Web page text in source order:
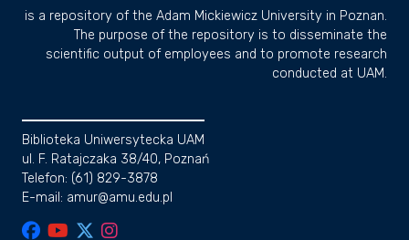
is a repository of the Adam Mickiewicz University in Poznan.
The purpose of the repository is to disseminate the
scientific output of employees and to promote research
conducted at UAM.
Biblioteka Uniwersytecka UAM
ul. F. Ratajczaka 38/40, Poznań
Telefon: (61) 829-3878
E-mail: amur@amu.edu.pl